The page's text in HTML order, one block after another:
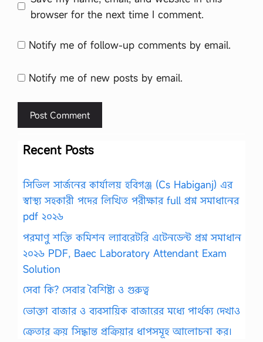
browser for the next time I comment.
Notify me of follow-up comments by email.
Notify me of new posts by email.
Recent Posts
সিভিল সার্জনের কার্যালয় হবিগঞ্জ (Cs Habiganj) এর
স্বাস্থ্য সহকারী পদের লিখিত পরীক্ষার full প্রশ্ন সমাধানের
pdf ২০২৬
পরমাণু শক্তি কমিশন ল্যাবরেটরি এটেনডেন্ট প্রশ্ন সমাধান
২০২৬ PDF, Baec Laboratory Attendant Exam
Solution
সেবা কি? সেবার বৈশিষ্ট্য ও গুরুত্ব
ভোক্তা বাজার ও ব্যবসায়িক বাজারের মধ্যে পার্থক্য দেখাও
ক্রেতার ক্রয় সিদ্ধান্ত প্রক্রিয়ার ধাপসমূহ আলোচনা কর।